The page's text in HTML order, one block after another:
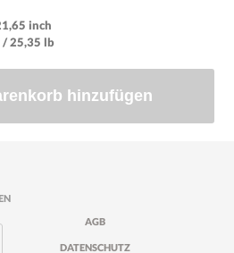
inch
/ 25,35 lb
hinzufügen
AGB
DATENSCHUTZ